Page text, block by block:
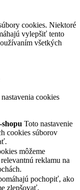
cookies. Niektoré
vylepšiť tento
všetkých
cookies
Toto nastavenie
cookies súborov
môžeme
reklamu na
pochopiť, ako
zlepšovať.